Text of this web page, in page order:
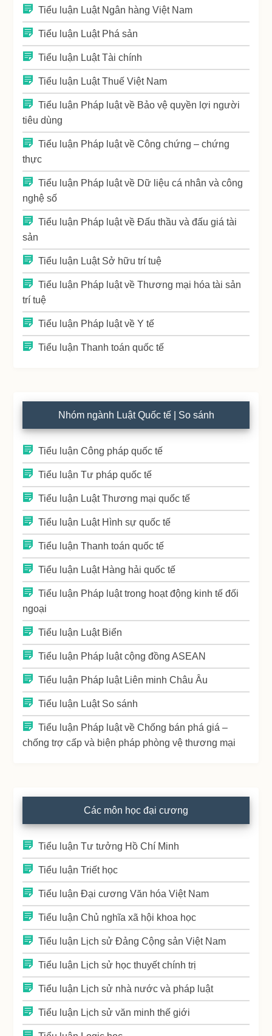
Tiểu luận Luật Ngân hàng Việt Nam
Tiểu luận Luật Phá sản
Tiểu luận Luật Tài chính
Tiểu luận Luật Thuế Việt Nam
Tiểu luận Pháp luật về Bảo vệ quyền lợi người
tiêu dùng
Tiểu luận Pháp luật về Công chứng – chứng
thực
Tiểu luận Pháp luật về Dữ liệu cá nhân và công
nghệ số
Tiểu luận Pháp luật về Đấu thầu và đấu giá tài
sản
Tiểu luận Luật Sở hữu trí tuệ
Tiểu luận Pháp luật về Thương mại hóa tài sản
trí tuệ
Tiểu luận Pháp luật về Y tế
Tiểu luận Thanh toán quốc tế
Nhóm ngành Luật Quốc tế | So sánh
Tiểu luận Công pháp quốc tế
Tiểu luận Tư pháp quốc tế
Tiểu luận Luật Thương mại quốc tế
Tiểu luận Luật Hình sự quốc tế
Tiểu luận Thanh toán quốc tế
Tiểu luận Luật Hàng hải quốc tế
Tiểu luận Pháp luật trong hoạt động kinh tế đối
ngoại
Tiểu luận Luật Biển
Tiểu luận Pháp luật cộng đồng ASEAN
Tiểu luận Pháp luật Liên minh Châu Âu
Tiểu luận Luật So sánh
Tiểu luận Pháp luật về Chống bán phá giá –
chống trợ cấp và biện pháp phòng vệ thương mại
Các môn học đại cương
Tiểu luận Tư tưởng Hồ Chí Minh
Tiểu luận Triết học
Tiểu luận Đại cương Văn hóa Việt Nam
Tiểu luận Chủ nghĩa xã hội khoa học
Tiểu luận Lịch sử Đảng Cộng sản Việt Nam
Tiểu luận Lịch sử học thuyết chính trị
Tiểu luận Lịch sử nhà nước và pháp luật
Tiểu luận Lịch sử văn minh thế giới